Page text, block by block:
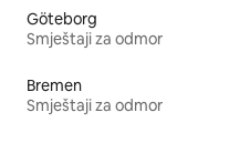
Göteborg
Smještaji za odmor
Bremen
Smještaji za odmor